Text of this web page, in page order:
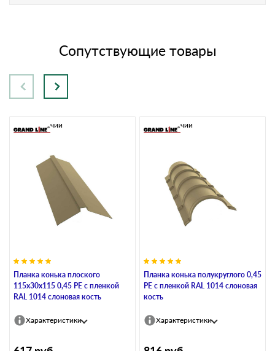
Сопутствующие товары
Планка конька плоского
115х30х115 0,45 PE с пленкой
RAL 1014 слоновая кость
В наличии
Характеристики
Планка конька полукруглого 0,45
PE с пленкой RAL 1014 слоновая
кость
В наличии
Характеристики